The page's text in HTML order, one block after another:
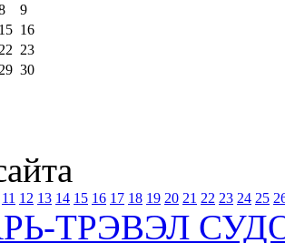
9
15 16
22 23
29 30
11 12 13 14 15 16 17 18 19 20 21 22 23 24 25
ТРЭВЭЛ